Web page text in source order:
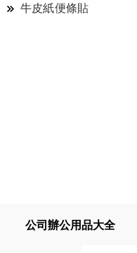
牛皮紙便條貼
公司辦公用品大全